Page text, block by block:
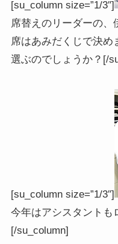
[su_column size=”1/3″]
席替えのリーダーの、
席はあみだくじで決め
選ぶのでしょうか？[/
[su_column size=”1/3″]
今年はアシスタントも
[/su_column]